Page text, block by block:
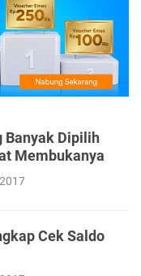
Banyak Dipilih
Membukanya
Cek Saldo